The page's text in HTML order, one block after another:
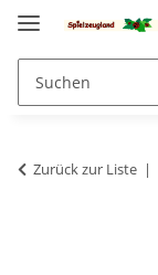
Zurück zur Liste